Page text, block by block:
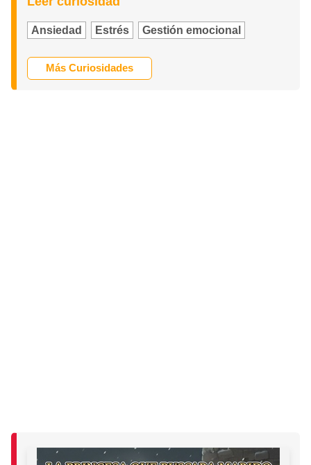
Ansiedad Estrés Gestión emocional
Más Curiosidades